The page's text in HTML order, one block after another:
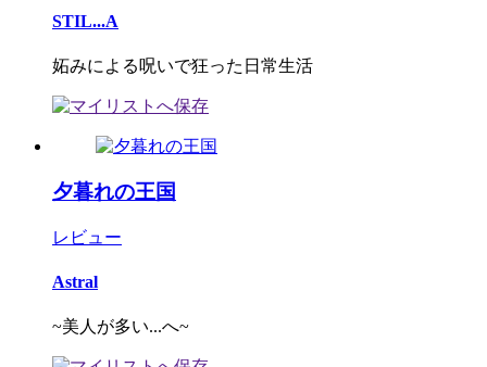
STIL...A
妬みによる呪いで狂った日常生活
夕暮れの王国
レビュー
Astral
~美人が多い...へ~